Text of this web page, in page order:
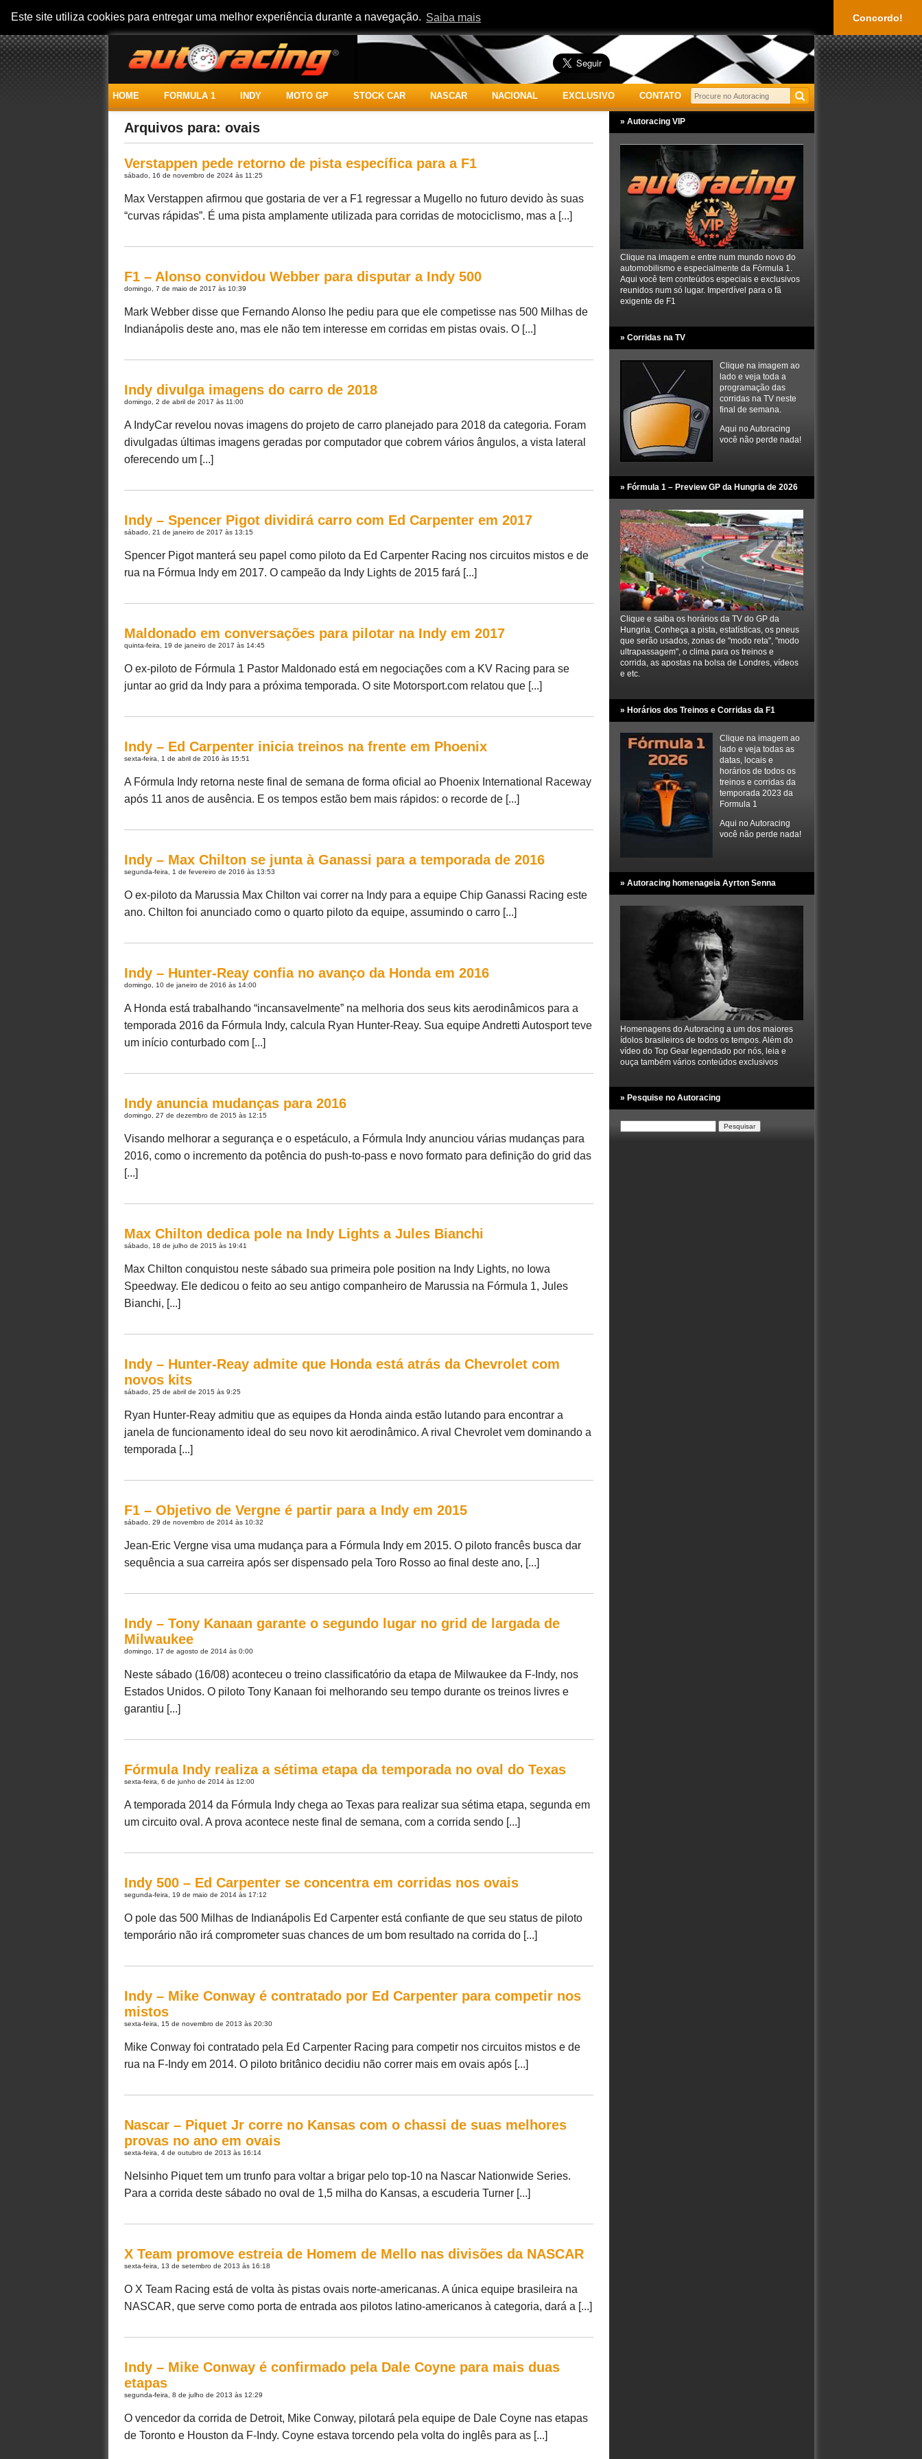
Este site utiliza cookies para entregar uma melhor experiência durante a navegação. Saiba mais Concordo!
HOME FORMULA 1 INDY MOTO GP STOCK CAR NASCAR NACIONAL EXCLUSIVO CONTATO
Arquivos para: ovais
Verstappen pede retorno de pista específica para a F1
sábado, 16 de novembro de 2024 às 11:25
Max Verstappen afirmou que gostaria de ver a F1 regressar a Mugello no futuro devido às suas
“curvas rápidas”. É uma pista amplamente utilizada para corridas de motociclismo, mas a [...]
F1 – Alonso convidou Webber para disputar a Indy 500
domingo, 7 de maio de 2017 às 10:39
Mark Webber disse que Fernando Alonso lhe pediu para que ele competisse nas 500 Milhas de
Indianápolis deste ano, mas ele não tem interesse em corridas em pistas ovais. O [...]
Indy divulga imagens do carro de 2018
domingo, 2 de abril de 2017 às 11:00
A IndyCar revelou novas imagens do projeto de carro planejado para 2018 da categoria. Foram
divulgadas últimas imagens geradas por computador que cobrem vários ângulos, a vista lateral
oferecendo um [...]
Indy – Spencer Pigot dividirá carro com Ed Carpenter em 2017
sábado, 21 de janeiro de 2017 às 13:15
Spencer Pigot manterá seu papel como piloto da Ed Carpenter Racing nos circuitos mistos e de
rua na Fórmua Indy em 2017. O campeão da Indy Lights de 2015 fará [...]
Maldonado em conversações para pilotar na Indy em 2017
quinta-feira, 19 de janeiro de 2017 às 14:45
O ex-piloto de Fórmula 1 Pastor Maldonado está em negociações com a KV Racing para se
juntar ao grid da Indy para a próxima temporada. O site Motorsport.com relatou que [...]
Indy – Ed Carpenter inicia treinos na frente em Phoenix
sexta-feira, 1 de abril de 2016 às 15:51
A Fórmula Indy retorna neste final de semana de forma oficial ao Phoenix International Raceway
após 11 anos de ausência. E os tempos estão bem mais rápidos: o recorde de [...]
Indy – Max Chilton se junta à Ganassi para a temporada de 2016
segunda-feira, 1 de fevereiro de 2016 às 13:53
O ex-piloto da Marussia Max Chilton vai correr na Indy para a equipe Chip Ganassi Racing este
ano. Chilton foi anunciado como o quarto piloto da equipe, assumindo o carro [...]
Indy – Hunter-Reay confia no avanço da Honda em 2016
domingo, 10 de janeiro de 2016 às 14:00
A Honda está trabalhando “incansavelmente” na melhoria dos seus kits aerodinâmicos para a
temporada 2016 da Fórmula Indy, calcula Ryan Hunter-Reay. Sua equipe Andretti Autosport teve
um início conturbado com [...]
Indy anuncia mudanças para 2016
domingo, 27 de dezembro de 2015 às 12:15
Visando melhorar a segurança e o espetáculo, a Fórmula Indy anunciou várias mudanças para
2016, como o incremento da potência do push-to-pass e novo formato para definição do grid das
[...]
Max Chilton dedica pole na Indy Lights a Jules Bianchi
sábado, 18 de julho de 2015 às 19:41
Max Chilton conquistou neste sábado sua primeira pole position na Indy Lights, no Iowa
Speedway. Ele dedicou o feito ao seu antigo companheiro de Marussia na Fórmula 1, Jules
Bianchi, [...]
Indy – Hunter-Reay admite que Honda está atrás da Chevrolet com
novos kits
sábado, 25 de abril de 2015 às 9:25
Ryan Hunter-Reay admitiu que as equipes da Honda ainda estão lutando para encontrar a
janela de funcionamento ideal do seu novo kit aerodinâmico. A rival Chevrolet vem dominando a
temporada [...]
F1 – Objetivo de Vergne é partir para a Indy em 2015
sábado, 29 de novembro de 2014 às 10:32
Jean-Eric Vergne visa uma mudança para a Fórmula Indy em 2015. O piloto francês busca dar
sequência a sua carreira após ser dispensado pela Toro Rosso ao final deste ano, [...]
Indy – Tony Kanaan garante o segundo lugar no grid de largada de
Milwaukee
domingo, 17 de agosto de 2014 às 0:00
Neste sábado (16/08) aconteceu o treino classificatório da etapa de Milwaukee da F-Indy, nos
Estados Unidos. O piloto Tony Kanaan foi melhorando seu tempo durante os treinos livres e
garantiu [...]
Fórmula Indy realiza a sétima etapa da temporada no oval do Texas
sexta-feira, 6 de junho de 2014 às 12:00
A temporada 2014 da Fórmula Indy chega ao Texas para realizar sua sétima etapa, segunda em
um circuito oval. A prova acontece neste final de semana, com a corrida sendo [...]
Indy 500 – Ed Carpenter se concentra em corridas nos ovais
segunda-feira, 19 de maio de 2014 às 17:12
O pole das 500 Milhas de Indianápolis Ed Carpenter está confiante de que seu status de piloto
temporário não irá comprometer suas chances de um bom resultado na corrida do [...]
Indy – Mike Conway é contratado por Ed Carpenter para competir nos
mistos
sexta-feira, 15 de novembro de 2013 às 20:30
Mike Conway foi contratado pela Ed Carpenter Racing para competir nos circuitos mistos e de
rua na F-Indy em 2014. O piloto britânico decidiu não correr mais em ovais após [...]
Nascar – Piquet Jr corre no Kansas com o chassi de suas melhores
provas no ano em ovais
sexta-feira, 4 de outubro de 2013 às 16:14
Nelsinho Piquet tem um trunfo para voltar a brigar pelo top-10 na Nascar Nationwide Series.
Para a corrida deste sábado no oval de 1,5 milha do Kansas, a escuderia Turner [...]
X Team promove estreia de Homem de Mello nas divisões da NASCAR
sexta-feira, 13 de setembro de 2013 às 16:18
O X Team Racing está de volta às pistas ovais norte-americanas. A única equipe brasileira na
NASCAR, que serve como porta de entrada aos pilotos latino-americanos à categoria, dará a [...]
Indy – Mike Conway é confirmado pela Dale Coyne para mais duas
etapas
segunda-feira, 8 de julho de 2013 às 12:29
O vencedor da corrida de Detroit, Mike Conway, pilotará pela equipe de Dale Coyne nas etapas
de Toronto e Houston da F-Indy. Coyne estava torcendo pela volta do inglês para as [...]
» Autoracing VIP
Clique na imagem e entre num mundo novo do
automobilismo e especialmente da Fórmula 1.
Aqui você tem conteúdos especiais e exclusivos
reunidos num só lugar. Imperdível para o fã
exigente de F1
» Corridas na TV
Clique na imagem ao
lado e veja toda a
programação das
corridas na TV neste
final de semana.
Aqui no Autoracing
você não perde nada!
» Fórmula 1 – Preview GP da Hungria de 2026
Clique e saiba os horários da TV do GP da
Hungria. Conheça a pista, estatísticas, os pneus
que serão usados, zonas de "modo reta", "modo
ultrapassagem", o clima para os treinos e
corrida, as apostas na bolsa de Londres, vídeos
e etc.
» Horários dos Treinos e Corridas da F1
Clique na imagem ao
lado e veja todas as
datas, locais e
horários de todos os
treinos e corridas da
temporada 2023 da
Formula 1
Aqui no Autoracing
você não perde nada!
» Autoracing homenageia Ayrton Senna
Homenagens do Autoracing a um dos maiores
ídolos brasileiros de todos os tempos. Além do
vídeo do Top Gear legendado por nós, leia e
ouça também vários conteúdos exclusivos
» Pesquise no Autoracing
por: